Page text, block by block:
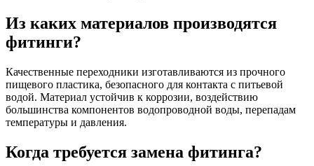
Из каких материалов производятся
фитинги?
Качественные переходники изготавливаются из прочного
пищевого пластика, безопасного для контакта с питьевой
водой. Материал устойчив к коррозии, воздействию
большинства компонентов водопроводной воды, перепадам
температуры и давления.
Когда требуется замена фитинга?